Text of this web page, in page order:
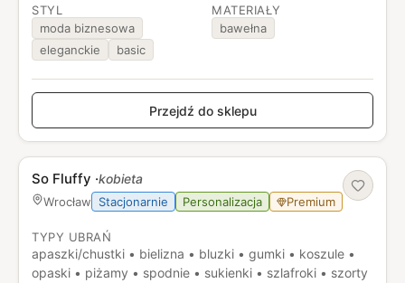
STYL
moda biznesowa
eleganckie
basic
MATERIAŁY
bawełna
Przejdź do sklepu
So Fluffy ·kobieta
Wrocław Stacjonarnie Personalizacja Premium
TYPY UBRAŃ
apaszki/chustki • bielizna • bluzki • gumki • koszule •
opaski • piżamy • spodnie • sukienki • szlafroki • szorty